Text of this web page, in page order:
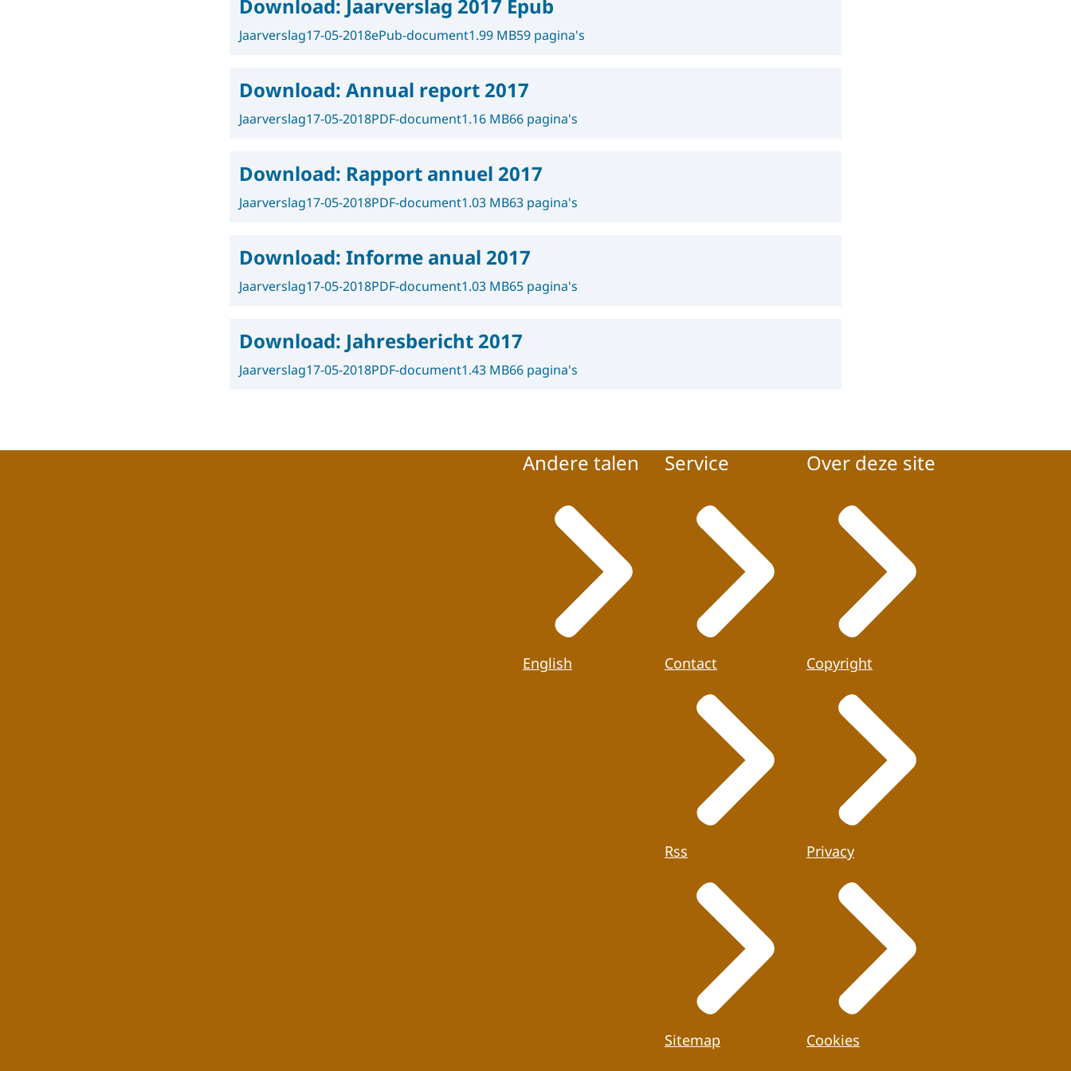
Download: Jaarverslag 2017 Epub
Jaarverslag17-05-2018ePub-document1.99 MB59 pagina's
Download: Annual report 2017
Jaarverslag17-05-2018PDF-document1.16 MB66 pagina's
Download: Rapport annuel 2017
Jaarverslag17-05-2018PDF-document1.03 MB63 pagina's
Download: Informe anual 2017
Jaarverslag17-05-2018PDF-document1.03 MB65 pagina's
Download: Jahresbericht 2017
Jaarverslag17-05-2018PDF-document1.43 MB66 pagina's
Andere talen
English
Service
Contact
Rss
Sitemap
Over deze site
Copyright
Privacy
Cookies